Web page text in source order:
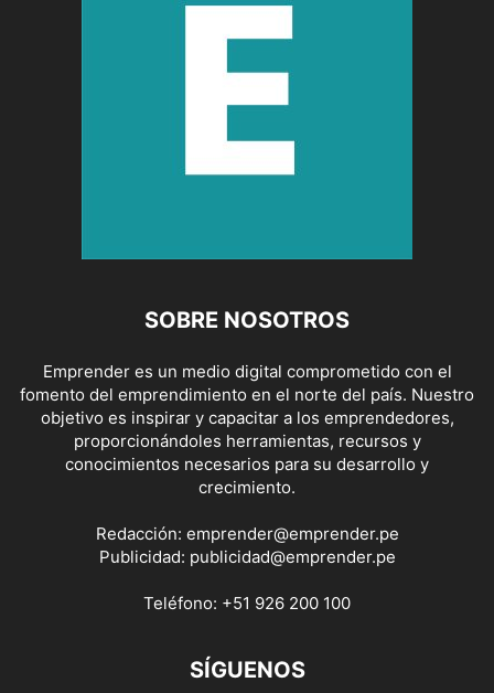
SOBRE NOSOTROS
Emprender es un medio digital comprometido con el
fomento del emprendimiento en el norte del país. Nuestro
objetivo es inspirar y capacitar a los emprendedores,
proporcionándoles herramientas, recursos y
conocimientos necesarios para su desarrollo y
crecimiento.
Redacción: emprender@emprender.pe
Publicidad: publicidad@emprender.pe
Teléfono: +51 926 200 100
SÍGUENOS